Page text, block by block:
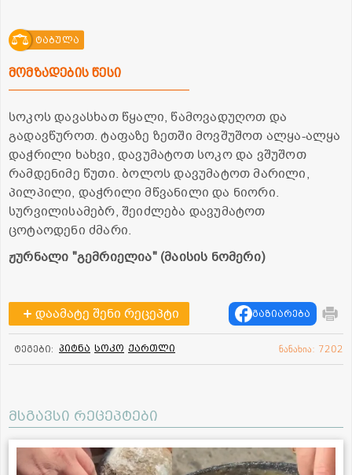
ტაბულა
მომზადების წესი
სოკოს დავასხათ წყალი, წამოვადუღოთ და
გადავწუროთ. ტაფაზე ზეთში მოვშუშოთ ალყა-ალყა
დაჭრილი ხახვი, დავუმატოთ სოკო და ვშუშოთ
რამდენიმე წუთი. ბოლოს დავუმატოთ მარილი,
პილპილი, დაჭრილი მწვანილი და ნიორი.
სურვილისამებრ, შეიძლება დავუმატოთ
ცოტაოდენი ძმარი.
ჟურნალი "გემრიელია" (მაისის ნომერი)
დაამატე შენი რეცეპტი გაზიარება
ტეგები: პიტნა სოკო ქართლი ნანახია: 7202
მსგავსი რეცეპტები